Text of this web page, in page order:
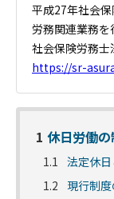
平成27年社会
労務関連業務を
社会保険労務
https://sr-
1 休日労働
1.1
法定休
1.2
現行制